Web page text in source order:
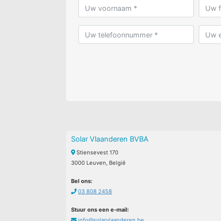
Solar Vlaanderen BVBA
Stiensevest 170
3000 Leuven, België
Bel ons:
03 808 2458
Stuur ons een e-mail: